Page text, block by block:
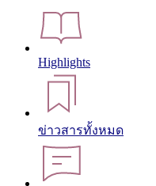
Highlights
ข่าวสารทั้งหมด